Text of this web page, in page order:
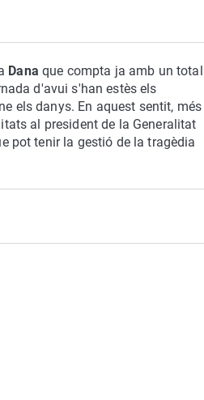
Danaque compta ja amb un total
d'avui s'han estès els
els danys. En aquest sentit, més
al president de la Generalitat
pot tenir la gestió de la tragèdia